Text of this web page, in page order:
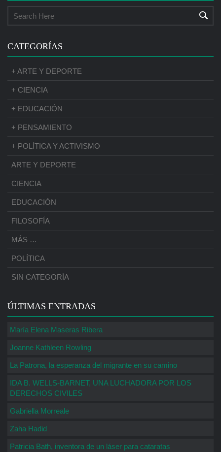
CATEGORÍAS
+ ARTE Y DEPORTE
+ CIENCIA
+ EDUCACIÓN
+ PENSAMIENTO
+ POLÍTICA Y ACTIVISMO
ARTE Y DEPORTE
CIENCIA
EDUCACIÓN
FILOSOFÍA
MÁS …
POLÍTICA
SIN CATEGORÍA
ÚLTIMAS ENTRADAS
María Elena Maseras Ribera
Joanne Kathleen Rowling
La Patrona, la esperanza del migrante en su camino
IDA B. WELLS-BARNET, UNA LUCHADORA POR LOS
DERECHOS CIVILES
Gabriella Morreale
Zaha Hadid
Patricia Bath, inventora de un láser para cataratas